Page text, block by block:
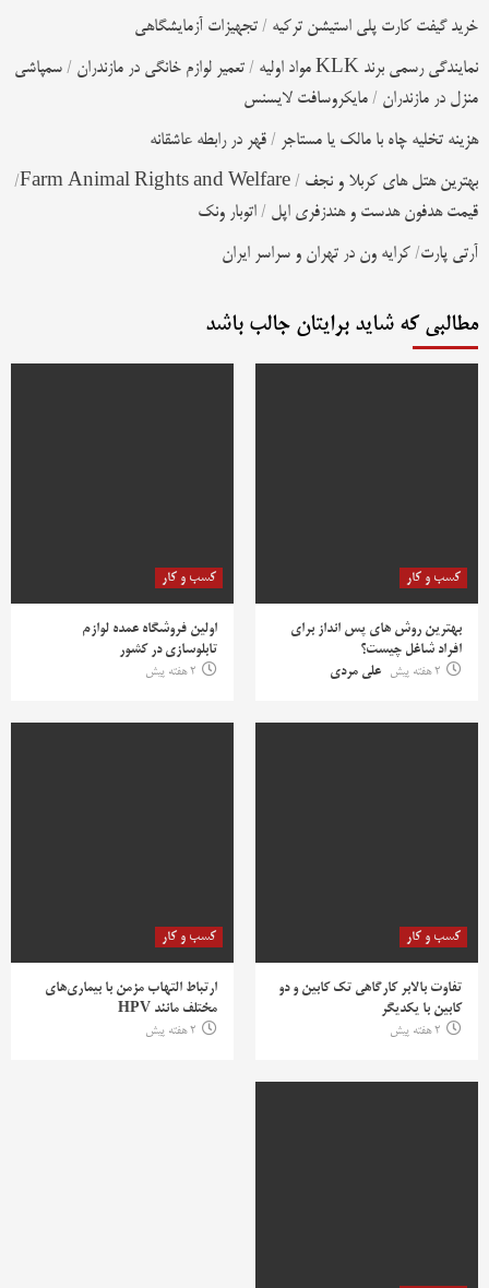
خرید گیفت کارت پلی استیشن ترکیه / تجهیزات آزمایشگاهی
نمایندگی رسمی برند KLK مواد اولیه
/ تعمیر لوازم خانگی در مازندران / سمپاشی
منزل در مازندران / مایکروسافت لایسنس
هزینه تخلیه چاه با مالک یا مستاجر / قهر در رابطه عاشقانه
بهترین هتل های کربلا و نجف /
Farm Animal Rights and Welfare
/
قیمت هدفون هدست و هندزفری اپل / اتوبار ونک
آرتی پارت/ کرایه ون در تهران و سراسر ایران
مطالبی که شاید برایتان جالب باشد
کسب و کار
بهترین روش‌ های پس‌ انداز برای
افراد شاغل چیست؟
2 هفته پیش
علی مردی
کسب و کار
اولین فروشگاه عمده لوازم
تابلوسازی در کشور
2 هفته پیش
کسب و کار
تفاوت بالابر کارگاهی تک کابین و دو
کابین با یکدیگر
2 هفته پیش
کسب و کار
ارتباط التهاب مزمن با بیماری‌های
مختلف مانند HPV
2 هفته پیش